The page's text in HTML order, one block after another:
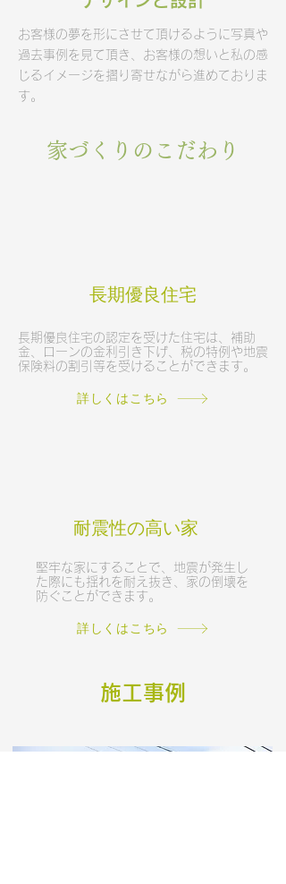
お客様の夢を形にさせて頂けるように写真や
過去事例を見て頂き、お客様の想いと私の感
じるイメージを摺り寄せながら進めておりま
す。
家づくりのこだわり
​長期優良住宅の認定を受けた住宅は、補助
金、ローンの金利引き下げ、税の特例や地震
保険料の割引等を受けることができます。
​長期優良住宅
詳しくはこちら
​耐震性の高い家
堅牢な家にすることで、地震が発生し
た際にも揺れを耐え抜き、家の倒壊を
防ぐことができます。
詳しくはこちら
​施工事例